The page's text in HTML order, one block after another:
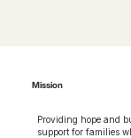
Mission
Providing hope and
support for families